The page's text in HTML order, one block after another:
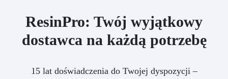
ResinPro: Twój wyjątkowy
dostawca na każdą potrzebę
15 lat doświadczenia do Twojej dyspozycji –